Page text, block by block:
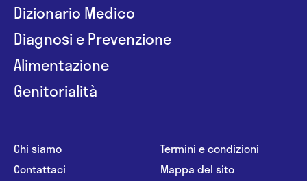
Dizionario Medico
Diagnosi e Prevenzione
Alimentazione
Genitorialità
Chi siamo
Contattaci
Termini e condizioni
Mappa del sito